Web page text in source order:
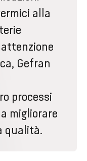
alla
Gefran
processi
migliorare
qualità.